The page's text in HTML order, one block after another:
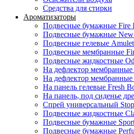
Средства для стирки
Ароматизаторы
Подвесные бумажные Fire
Подвесные бумажные
Подвесные гелевые Amulet
Подвесные мембранные
Подвесные жидкостные
На дефлектор мембранные
На дефлектор мембранные
На панель гелевые Fresh
На панель, под сиденье
Спрей универсальный
Подвесные жидкостные
Подвесные бумажные
Подвесные бумажные